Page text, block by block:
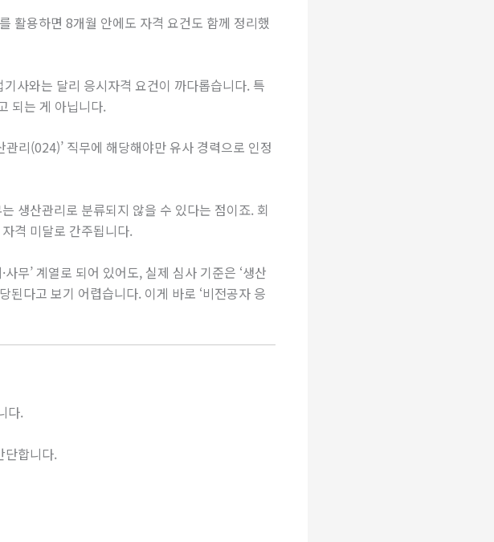
활용하면 8개월 안에도 자격 요건도 함께 정리했
사와는 달리 응시자격 요건이 까다롭습니다. 특
되는 게 아닙니다.
관리(024)’ 직무에 해당해야만 유사 경력으로 인정
생산관리로 분류되지 않을 수 있다는 점이죠. 회
격 미달로 간주됩니다.
무’ 계열로 되어 있어도, 실제 심사 기준은 ‘생산
된다고 보기 어렵습니다. 이게 바로 ‘비전공자 응
다.
단합니다.